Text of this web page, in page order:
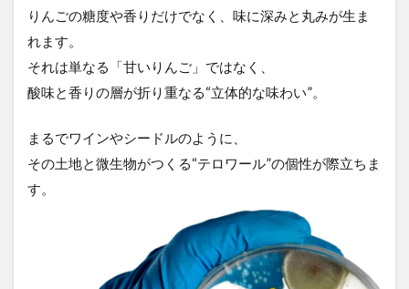
りんごの糖度や香りだけでなく、味に深みと丸みが生ま
れます。
それは単なる「甘いりんご」ではなく、
酸味と香りの層が折り重なる“立体的な味わい”。
まるでワインやシードルのように、
その土地と微生物がつくる“テロワール”の個性が際立ちま
す。